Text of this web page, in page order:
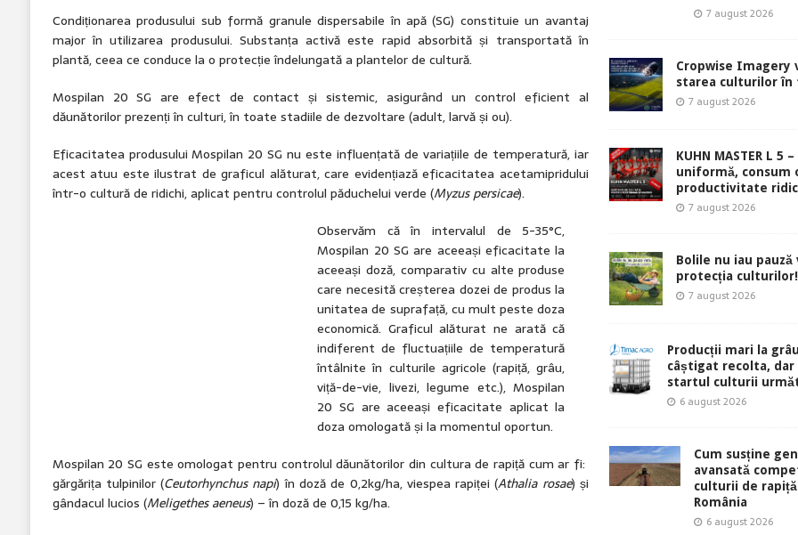
Condiționarea produsului sub formă granule dispersabile în apă (SG) constituie un avantaj
major în utilizarea produsului. Substanța activă este rapid absorbită și transportată în
plantă, ceea ce conduce la o protecție îndelungată a plantelor de cultură.
Mospilan 20 SG are efect de contact și sistemic, asigurând un control eficient al
dăunătorilor prezenți în culturi, în toate stadiile de dezvoltare (adult, larvă și ou).
Eficacitatea produsului Mospilan 20 SG nu este influențată de variațiile de temperatură, iar
acest atuu este ilustrat de graficul alăturat, care evidențiază eficacitatea acetamipridului
într-o cultură de ridichi, aplicat pentru controlul păduchelui verde (Myzus persicae).
Observăm că în intervalul de 5-35°C,
Mospilan 20 SG are aceeași eficacitate la
aceeași doză, comparativ cu alte produse
care necesită creșterea dozei de produs la
unitatea de suprafață, cu mult peste doza
economică. Graficul alăturat ne arată că
indiferent de fluctuațiile de temperatură
întâlnite în culturile agricole (rapiță, grâu,
viță-de-vie, livezi, legume etc.), Mospilan
20 SG are aceeași eficacitate aplicat la
doza omologată și la momentul oportun.
Mospilan 20 SG este omologat pentru controlul dăunătorilor din cultura de rapiță cum ar fi:
gărgărița tulpinilor (Ceutorhynchus napi) în doză de 0,2kg/ha, viespea rapiței (Athalia rosae) și
gândacul lucios (Meligethes aeneus) – în doză de 0,15 kg/ha.
7 august 2026
Cropwise Imagery
starea culturilor în
7 august 2026
KUHN MASTER L 5
uniformă, consum
productivitate
7 august 2026
Bolile nu iau pauză
protecția culturilor!
7 august 2026
Producții mari la
câștigat recolta,
startul culturii
6 august 2026
Cum susține
avansată
culturii de
România
6 august 2026